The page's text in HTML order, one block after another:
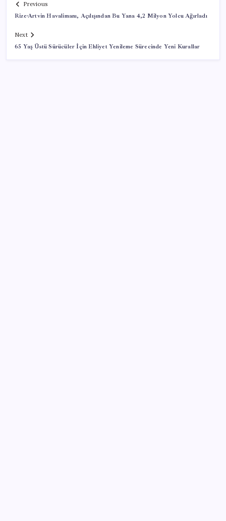
Previous
Rize-Artvin Havalimanı, Açılışından Bu Yana 4,2 Milyon Yolcu Ağırladı
Next
65 Yaş Üstü Sürücüler İçin Ehliyet Yenileme Sürecinde Yeni Kurallar